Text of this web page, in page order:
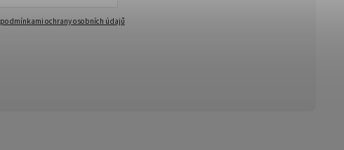
podmínkami ochrany osobních údajů